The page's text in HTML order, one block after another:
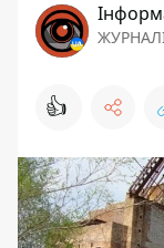
👍